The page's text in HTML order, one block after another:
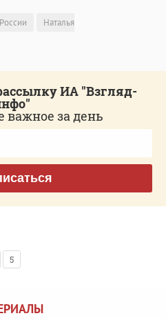
Наталья
ИА "Взгляд-
важное за день
5